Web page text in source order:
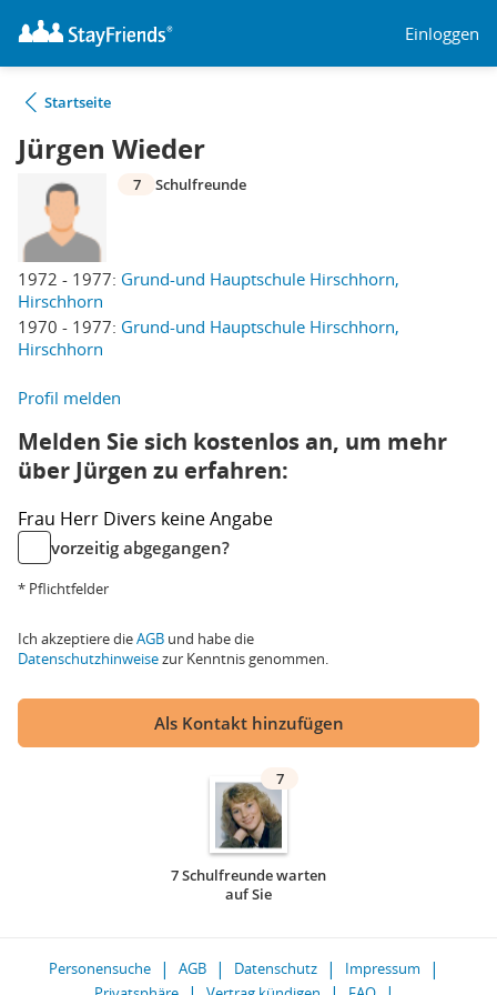
Einloggen
Startseite
Jürgen Wieder
1972 - 1977: Grund-und Hauptschule Hirschhorn,
Hirschhorn
1970 - 1977: Grund-und Hauptschule Hirschhorn,
Hirschhorn
7 Schulfreunde
Profil melden
Melden Sie sich kostenlos an, um mehr
über Jürgen zu erfahren:
Frau Herr Divers keine Angabe
vorzeitig abgegangen?
* Pflichtfelder
Ich akzeptiere dieAGB und habe die
Datenschutzhinweisezur Kenntnis genommen.
Als Kontakt hinzufügen
7
7 Schulfreunde warten
auf Sie
Personensuche AGB Datenschutz
Impressum